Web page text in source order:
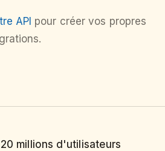
API pour créer vos propres
20 millions d'utilisateurs